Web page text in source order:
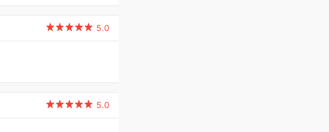
5.0

5.0
